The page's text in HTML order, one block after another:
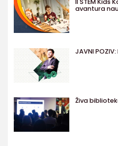
II STEM Kids
avantura
JAVNI
Živa